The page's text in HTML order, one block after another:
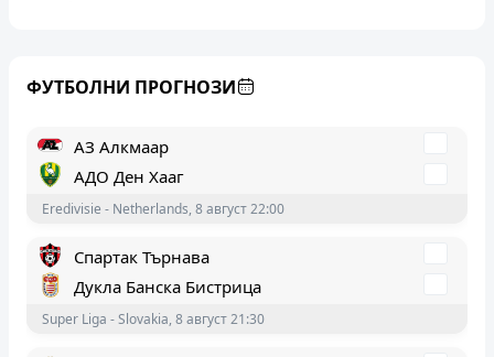
ФУТБОЛНИ ПРОГНОЗИ
Eredivisie - Netherlands, 8 август 22:00
Спартак Търнава
Дукла Банска Бистрица
Super Liga - Slovakia, 8 август 21:30
ПСВ Айндховен
Фортуна Ситард
Eredivisie - Netherlands, 8 август 21:00